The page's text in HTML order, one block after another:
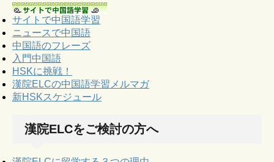
サイトで中国語学習
ニュースで中国語
中国語のフレーズ
入門中国語
HSKに挑戦！
漢院ELCの中国語学習メルマガ
新HSKスケジュール
漢院ELCをご検討の方へ